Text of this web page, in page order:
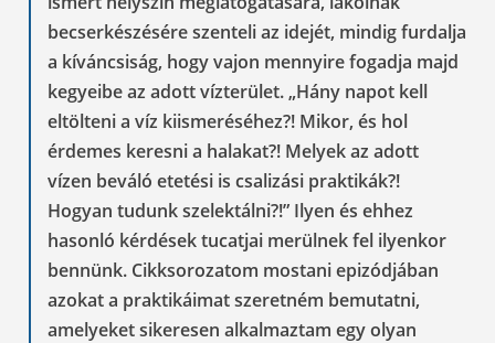
becserkészésére szenteli az idejét, mindig furdalja
a kíváncsiság, hogy vajon mennyire fogadja majd
kegyeibe az adott vízterület. „Hány napot kell
eltölteni a víz kiismeréséhez?! Mikor, és hol
érdemes keresni a halakat?! Melyek az adott
vízen beváló etetési is csalizási praktikák?!
Hogyan tudunk szelektálni?!” Ilyen és ehhez
hasonló kérdések tucatjai merülnek fel ilyenkor
bennünk. Cikksorozatom mostani epizódjában
azokat a praktikáimat szeretném bemutatni,
amelyeket sikeresen alkalmaztam egy olyan